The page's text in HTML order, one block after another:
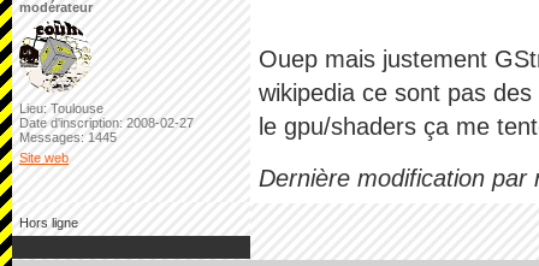
modérateur
Lieu: Toulouse
Date d'inscription: 2008-02-27
Messages: 1445
Site web
Ouep mais justement
wikipedia ce sont pas
le gpu/shaders ça me
Dernière modification
Hors ligne